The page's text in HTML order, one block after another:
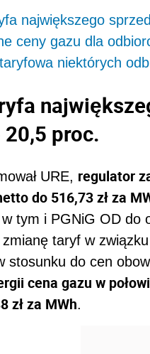
największego
ceny gazu dla
niektórych
proc.
URE, regulator
do 516,73 zł za
tym i PGNiG OD do
taryf w
stosunku do cen
cena gazu w
zł za MWh.